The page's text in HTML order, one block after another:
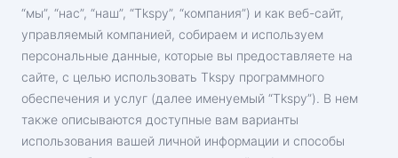
Партнерская программа
Отзывы
“мы”, “нас”, “наш”, “Tkspy”, “компания”) и как веб-сайт,
управляемый компанией, собираем и используем
персональные данные, которые вы предоставляете на
сайте, с целью использовать Tkspy программного
обеспечения и услуг (далее именуемый “Tkspy”). В нем
также описываются доступные вам варианты
использования вашей личной информации и способы